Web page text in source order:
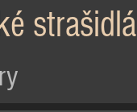
strašidlá